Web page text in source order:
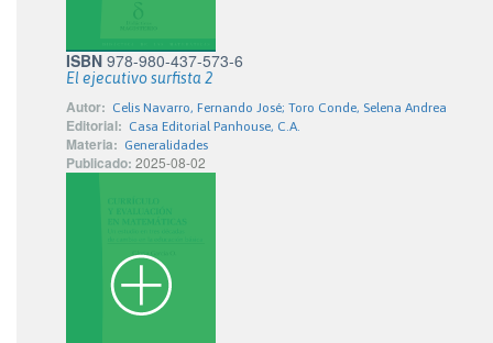
ISBN 978-980-437-573-6
El ejecutivo surfista 2
Autor: Celis Navarro, Fernando José; Toro Conde, Selena Andrea
Editorial: Casa Editorial Panhouse, C.A.
Materia: Generalidades
Publicado: 2025-08-02